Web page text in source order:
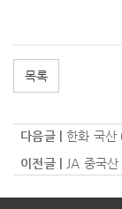
목록
다음글 | 한화 국
이전글 |
JA 중국